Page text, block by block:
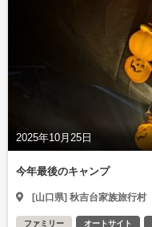
2025年10月25日
今年最後のキャンプ
[山口県] 秋吉台家族旅行村
ファミリー オートサイト